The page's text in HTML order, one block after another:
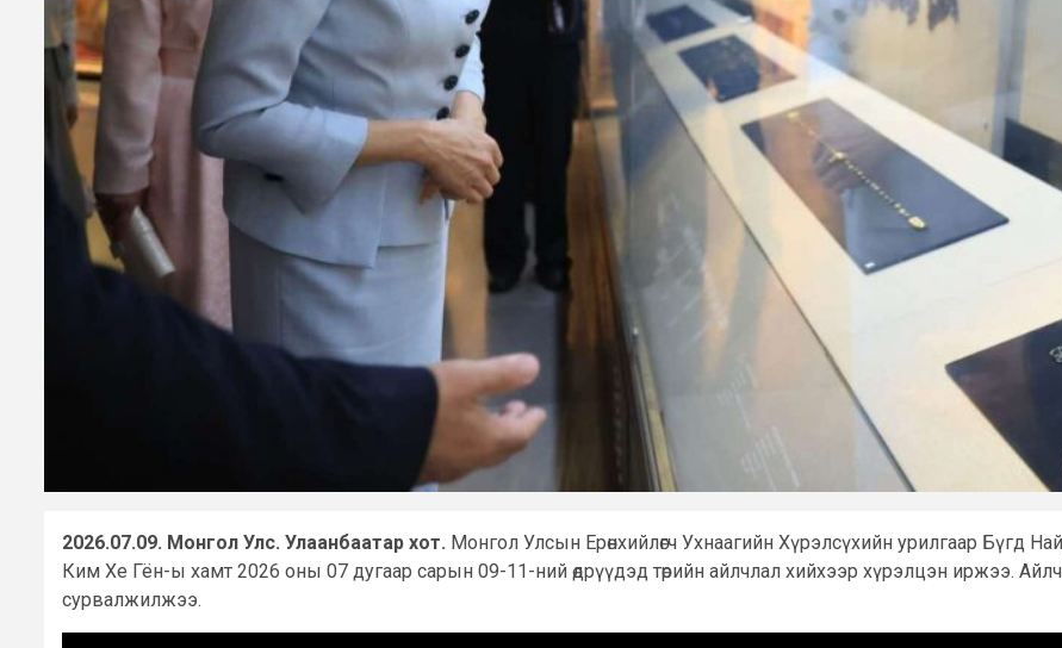
2026.07.09. Монгол Улс. Улаанбаатар хот. Монгол Улсын Ерөнхийлөгч Ухнаагийн Хүрэлсүхийн урилгаар Бүгд
Ким Хе Гён-ы хамт 2026 оны 07 дугаар сарын 09-11-ний өдрүүдэд төрийн айлчлал хийхээр хүрэлцэн иржээ.
сурвалжилжээ.